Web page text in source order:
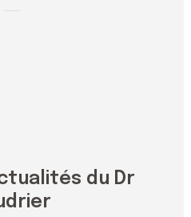
du Dr